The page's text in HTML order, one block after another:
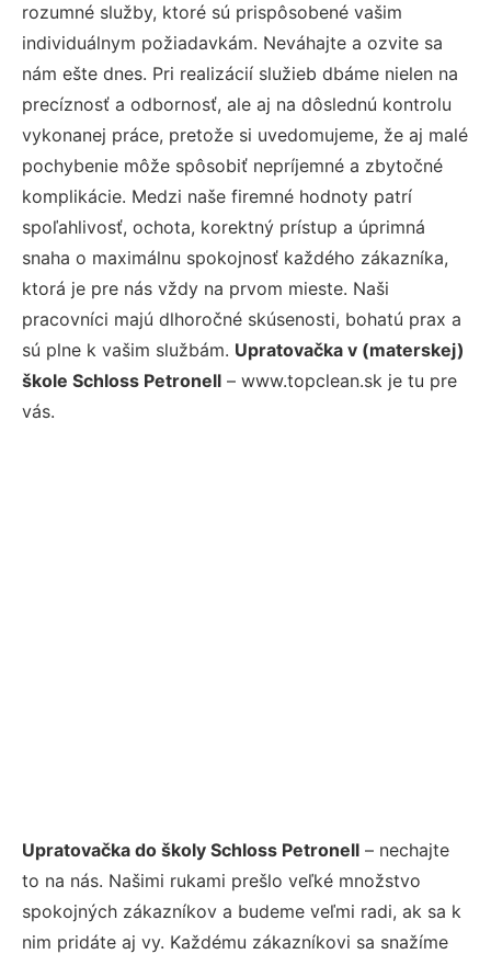
rozumné služby, ktoré sú prispôsobené vašim
individuálnym požiadavkám. Neváhajte a ozvite sa
nám ešte dnes. Pri realizácií služieb dbáme nielen na
precíznosť a odbornosť, ale aj na dôslednú kontrolu
vykonanej práce, pretože si uvedomujeme, že aj malé
pochybenie môže spôsobiť nepríjemné a zbytočné
komplikácie. Medzi naše firemné hodnoty patrí
spoľahlivosť, ochota, korektný prístup a úprimná
snaha o maximálnu spokojnosť každého zákazníka,
ktorá je pre nás vždy na prvom mieste. Naši
pracovníci majú dlhoročné skúsenosti, bohatú prax a
sú plne k vašim službám. Upratovačka v (materskej)
škole Schloss Petronell – www.topclean.sk je tu pre
vás.
Upratovačka do školy Schloss Petronell – nechajte
to na nás. Našimi rukami prešlo veľké množstvo
spokojných zákazníkov a budeme veľmi radi, ak sa k
nim pridáte aj vy. Každému zákazníkovi sa snažíme